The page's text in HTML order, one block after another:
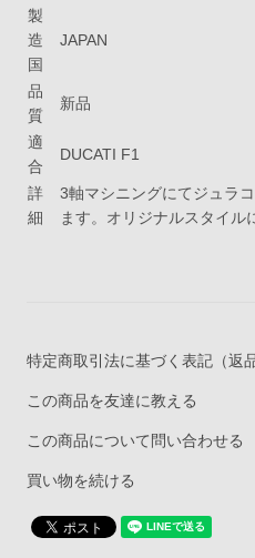
製
造
国
JAPAN
品
質
新品
適
合
DUCATI F1
詳
細
3軸マシニングにてジュラ
ます。オリジナルスタイル
特定商取引法に基づく表記（返品
この商品を友達に教える
この商品について問い合わせる
買い物を続ける